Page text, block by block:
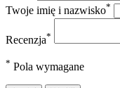
Twoje imię i nazwisko*
Recenzja*
* Pola wymagane